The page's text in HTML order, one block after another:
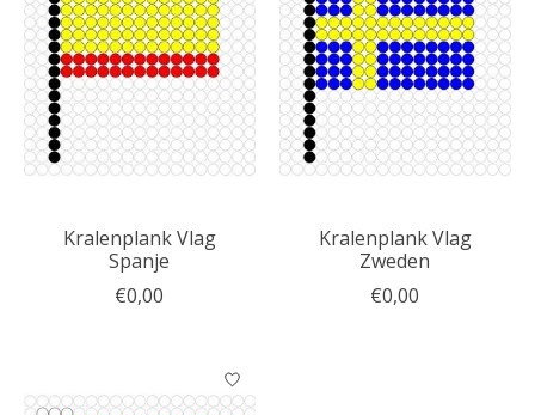
Kralenplank Vlag
Spanje
€0,00
Kralenplank Vlag
Zweden
€0,00